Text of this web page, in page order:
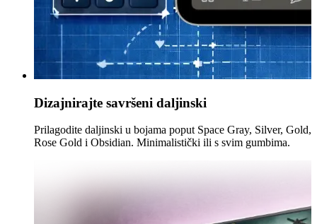
Dizajnirajte savršeni daljinski
Prilagodite daljinski u bojama poput Space Gray, Silver, Gold,
Rose Gold i Obsidian. Minimalistički ili s svim gumbima.